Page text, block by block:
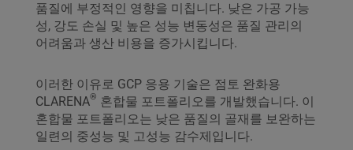
품질에 부정적인 영향을 미칩니다. 낮은 가공 가능
성, 강도 손실 및 높은 성능 변동성은 품질 관리의
어려움과 생산 비용을 증가시킵니다.
이러한 이유로 GCP 응용 기술은 점토 완화용
CLARENA® 혼합물 포트폴리오를 개발했습니다. 이
혼합물 포트폴리오는 낮은 품질의 골재를 보완하는
일련의 중성능 및 고성능 감수제입니다.